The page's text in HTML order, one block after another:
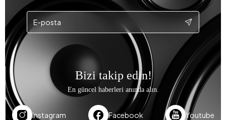
Bizi takip edin!
En güncel haberleri anında alın.
Instagram Facebook Youtube